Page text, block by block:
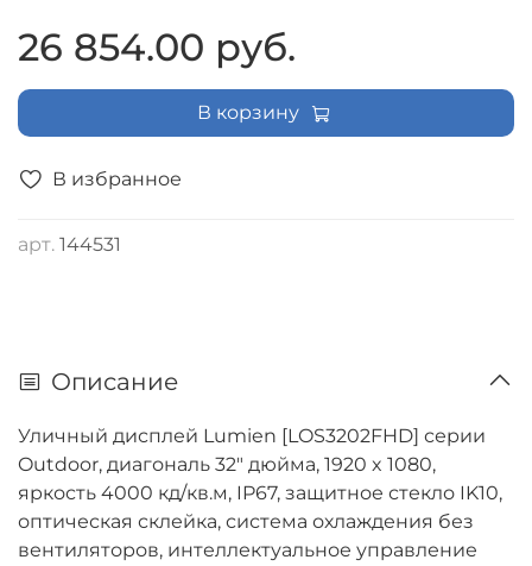
В избранное
арт. 144531
26 854.00 руб.
В корзину
Описание
Уличный дисплей Lumien [LOS3202FHD] серии
Outdoor, диагональ 32" дюйма, 1920 x 1080,
яркость 4000 кд/кв.м, IP67, защитное стекло IK10,
оптическая склейка, система охлаждения без
вентиляторов, интеллектуальное управление